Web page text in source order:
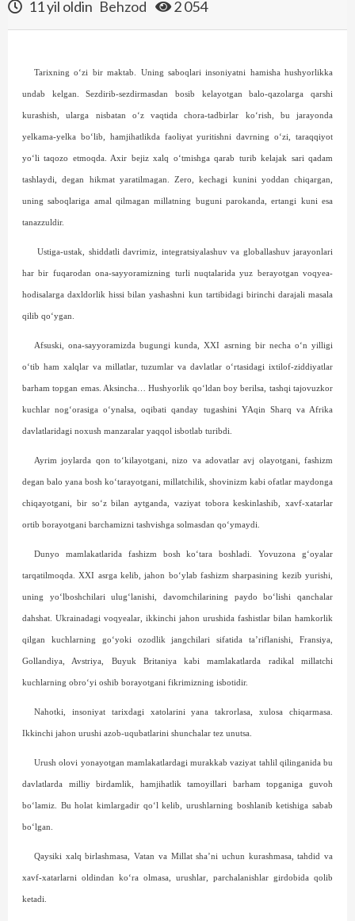
11 yil oldin Behzod 2 054
Tarixning o‘zi bir maktab. Uning saboqlari insoniyatni hamisha hushyorlikka
undab kelgan. Sezdirib-sezdirmasdan bosib kelayotgan balo-qazolarga qarshi
kurashish, ularga nisbatan o‘z vaqtida chora-tadbirlar ko‘rish, bu jarayonda
yelkama-yelka bo‘lib, hamjihatlikda faoliyat yuritishni davrning o‘zi, taraqqiyot
yo‘li taqozo etmoqda. Axir bejiz xalq o‘tmishga qarab turib kelajak sari qadam
tashlaydi, degan hikmat yaratilmagan. Zero, kechagi kunini yoddan chiqargan,
uning saboqlariga amal qilmagan millatning buguni parokanda, ertangi kuni esa
tanazzuldir.
Ustiga-ustak, shiddatli davrimiz, integratsiyalashuv va globallashuv jarayonlari
har bir fuqarodan ona-sayyoramizning turli nuqtalarida yuz berayotgan voqyea-
hodisalarga daxldorlik his­si bilan yashashni kun tartibidagi birinchi darajali masala
qilib qo‘ygan.
Afsuski, ona-sayyoramizda bugungi kunda, XXI asrning bir necha o‘n yilligi
o‘tib ham xalq­lar va millatlar, tuzumlar va davlatlar o‘rtasidagi ixtilof-ziddiyatlar
barham topgan emas. Aksincha… Hushyorlik qo‘ldan boy berilsa, tash­qi tajovuzkor
kuchlar nog‘orasiga o‘ynalsa, oqibati qanday tugashini YAqin Sharq va Afrika
davlatlaridagi noxush manzaralar yaqqol isbotlab turibdi.
Ayrim joylarda qon to‘kilayotgani, nizo va adovatlar avj olayotgani, fashizm
degan balo yana bosh ko‘tarayotgani, millatchilik, shovinizm kabi ofatlar maydonga
chiqayotgani, bir so‘z bilan aytganda, vaziyat tobora keskinlashib, xavf-xatarlar
ortib borayotgani barchamizni tashvishga solmasdan qo‘ymaydi.
Dunyo mamlakatlarida fashizm bosh ko‘tara boshladi. Yovuzona g‘oyalar
tarqatilmoqda. XXI asrga kelib, jahon bo‘ylab fashizm sharpasining kezib yurishi,
uning yo‘lboshchilari ulug‘lanishi, davomchilarining paydo bo‘lishi qanchalar
dahshat. Ukrainadagi voqyealar, ikkinchi jahon urushida fashistlar bilan hamkorlik
qilgan kuchlarning go‘yoki ozodlik jangchilari sifatida ta’riflanishi, Fransiya,
Gollandiya, Avstriya, Buyuk Britaniya kabi mamlakatlarda radikal millatchi
kuchlarning obro‘yi oshib borayotgani fikrimizning isbotidir.
Nahotki, insoniyat tarixdagi xatolarini yana takrorlasa, xulosa chiqarmasa.
Ikkinchi jahon urushi azob-uqubatlarini shunchalar tez unutsa.
Urush olovi yonayotgan mamlakatlardagi murakkab vaziyat tahlil qilinganida bu
davlatlarda milliy birdamlik, hamjihatlik tamoyillari bar­ham topganiga guvoh
bo‘lamiz. Bu holat kimlargadir qo‘l kelib, urushlarning boshlanib ketishiga sabab
bo‘lgan.
Qaysiki xalq birlashmasa, Vatan va Millat sha’ni uchun kurashmasa, tahdid va
xavf-xatarlarni oldindan ko‘ra olmasa, urushlar, parchalanishlar girdobida qolib
ketadi.